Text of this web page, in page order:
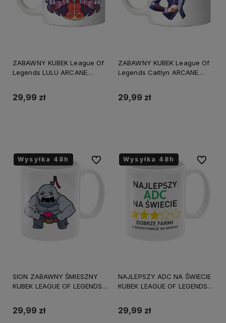
ZABAWNY KUBEK League Of
Legends LULU ARCANE
29,99 zł
ZABAWNY KUBEK League Of
Legends Caitlyn ARCANE
29,99 zł
Wysyłka 48h
Wysyłka 48h
Wysyłka 48h
SION ZABAWNY ŚMIESZNY
KUBEK LEAGUE OF LEGENDS
29,99 zł
Do ulubionychWysyłka 48h
Wysyłka 48h
Wysyłka 48h
NAJLEPSZY ADC NA ŚWIECIE
KUBEK LEAGUE OF LEGENDS
29,99 zł
Do